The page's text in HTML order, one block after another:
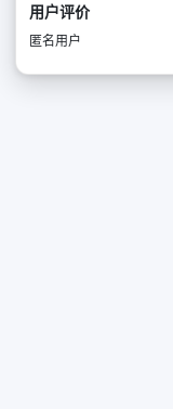
用户评价
匿名用户